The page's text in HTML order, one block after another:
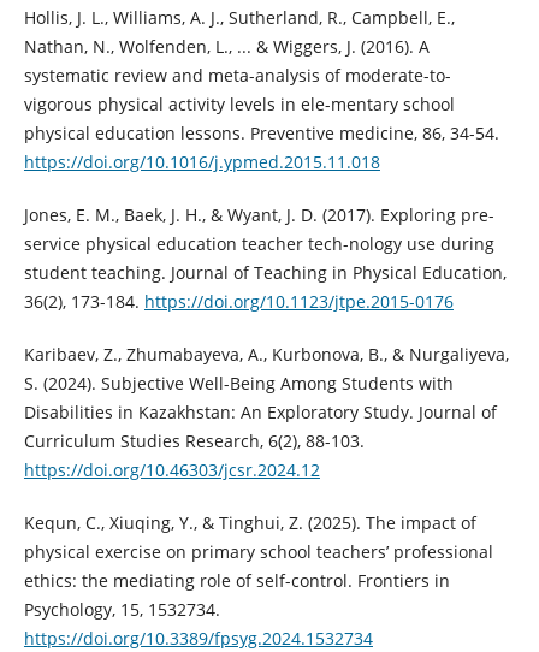
Hollis, J. L., Williams, A. J., Sutherland, R., Campbell, E.,
Nathan, N., Wolfenden, L., ... & Wiggers, J. (2016). A
systematic review and meta-analysis of moderate-to-
vigorous physical activity levels in ele-mentary school
physical education lessons. Preventive medicine, 86, 34-54.
https://doi.org/10.1016/j.ypmed.2015.11.018
Jones, E. M., Baek, J. H., & Wyant, J. D. (2017). Exploring pre-
service physical education teacher tech-nology use during
student teaching. Journal of Teaching in Physical Education,
36(2), 173-184. https://doi.org/10.1123/jtpe.2015-0176
Karibaev, Z., Zhumabayeva, A., Kurbonova, B., & Nurgaliyeva,
S. (2024). Subjective Well-Being Among Students with
Disabilities in Kazakhstan: An Exploratory Study. Journal of
Curriculum Studies Research, 6(2), 88-103.
https://doi.org/10.46303/jcsr.2024.12
Kequn, C., Xiuqing, Y., & Tinghui, Z. (2025). The impact of
physical exercise on primary school teachers’ professional
ethics: the mediating role of self-control. Frontiers in
Psychology, 15, 1532734.
https://doi.org/10.3389/fpsyg.2024.1532734